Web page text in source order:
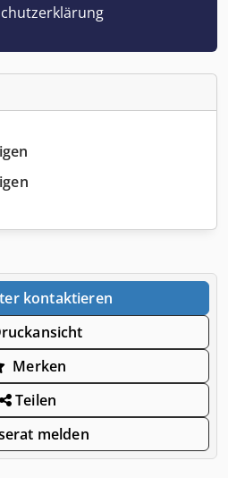
kontaktieren
Merken
Teilen
melden